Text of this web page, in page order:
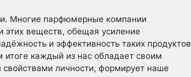
Многие парфюмерные компании
этих веществ, обещая усиление
и эффективность таких продуктов
итоге каждый из нас обладает своим
личности, формирует наше